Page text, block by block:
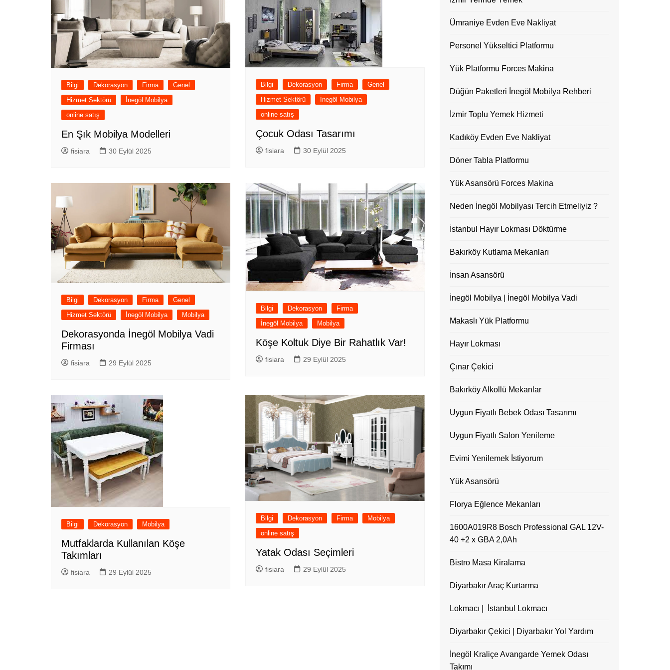
Bilgi Dekorasyon Firma
Genel
Hizmet Sektörü
İnegöl Mobilya
online satış
En Şık Mobilya Modelleri
fisiara 30 Eylül 2025
Bilgi Dekorasyon Firma
Genel
Hizmet Sektörü
İnegöl Mobilya
online satış
Çocuk Odası Tasarımı
fisiara 30 Eylül 2025
Bilgi Dekorasyon Firma
Genel
Hizmet Sektörü
İnegöl Mobilya Mobilya
Dekorasyonda İnegöl Mobilya Vadi
Firması
fisiara 29 Eylül 2025
Bilgi Dekorasyon
Firma
İnegöl Mobilya
Mobilya
Köşe Koltuk Diye Bir Rahatlık Var!
fisiara 29 Eylül 2025
Bilgi Dekorasyon Mobilya
Mutfaklarda Kullanılan Köşe
Takımları
fisiara 29 Eylül 2025
Bilgi Dekorasyon Firma
Mobilya
online satış
Yatak Odası Seçimleri
fisiara 29 Eylül 2025
Ümraniye Evden Eve Nakliyat
Personel Yükseltici Platformu
Yük Platformu Forces Makina
Düğün Paketleri İnegöl Mobilya Rehberi
İzmir Toplu Yemek Hizmeti
Kadıköy Evden Eve Nakliyat
Döner Tabla Platformu
Yük Asansörü Forces Makina
Neden İnegöl Mobilyası Tercih Etmeliyiz ?
İstanbul Hayır Lokması Döktürme
Bakırköy Kutlama Mekanları
İnsan Asansörü
İnegöl Mobilya | İnegöl Mobilya Vadi
Makaslı Yük Platformu
Hayır Lokması
Çınar Çekici
Bakırköy Alkollü Mekanlar
Uygun Fiyatlı Bebek Odası Tasarımı
Uygun Fiyatlı Salon Yenileme
Evimi Yenilemek İstiyorum
Yük Asansörü
Florya Eğlence Mekanları
1600A019R8 Bosch Professional GAL 12V-
40 +2 x GBA 2,0Ah
Bistro Masa Kiralama
Diyarbakır Araç Kurtarma
Lokmacı | İstanbul Lokmacı
Diyarbakır Çekici | Diyarbakır Yol Yardım
İnegöl Kraliçe Avangarde Yemek Odası
Takımı